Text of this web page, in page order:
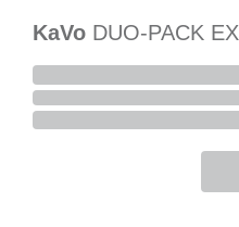
KaVo DUO-PACK